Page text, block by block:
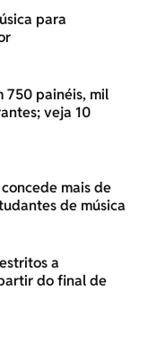
para
750 painéis, mil
veja 10
mais de
de música
a
do final de